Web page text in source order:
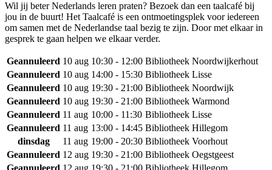
Wil jij beter Nederlands leren praten? Bezoek dan een taalcafé bij
jou in de buurt! Het Taalcafé is een ontmoetingsplek voor iedereen
om samen met de Nederlandse taal bezig te zijn. Door met elkaar in
gesprek te gaan helpen we elkaar verder.
Geannuleerd 10 aug 10:30 - 12:00 Bibliotheek Noordwijkerhout
Geannuleerd 10 aug 14:00 - 15:30 Bibliotheek Lisse
Geannuleerd 10 aug 19:30 - 21:00 Bibliotheek Noordwijk
Geannuleerd 10 aug 19:30 - 21:00 Bibliotheek Warmond
Geannuleerd 11 aug 10:00 - 11:30 Bibliotheek Lisse
Geannuleerd 11 aug 13:00 - 14:45 Bibliotheek Hillegom
dinsdag
11 aug 19:00 - 20:30 Bibliotheek Voorhout
Geannuleerd 12 aug 19:30 - 21:00 Bibliotheek Oegstgeest
Geannuleerd 12 aug 19:30 - 21:00 Bibliotheek Hillegom